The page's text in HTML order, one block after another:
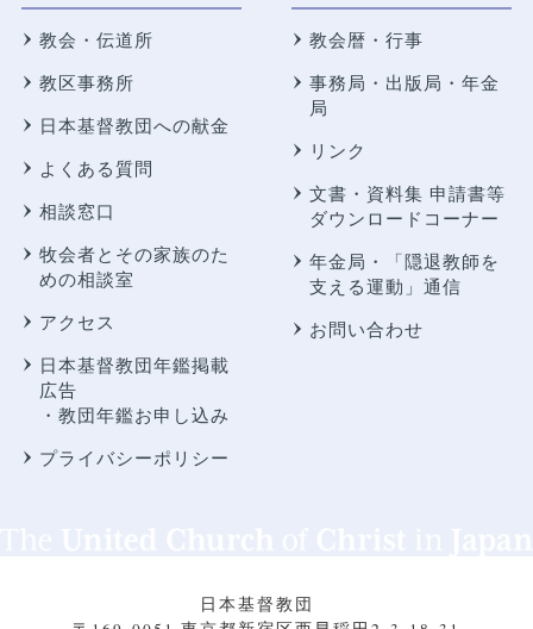
教会・伝道所
教区事務所
日本基督教団への献金
よくある質問
相談窓口
牧会者とその家族のた
めの相談室
アクセス
日本基督教団年鑑掲載
広告
・教団年鑑お申し込み
プライバシーポリシー
教会暦・行事
事務局・出版局・年金
局
リンク
文書・資料集 申請書等
ダウンロードコーナー
年金局・
「隠退教師を
支える運動」通信
お問い合わせ
日本基督教団